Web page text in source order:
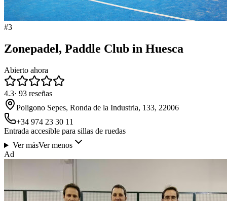
#3
Zonepadel, Paddle Club in Huesca
Abierto ahora
4.3· 93 reseñas
Poligono Sepes, Ronda de la Industria, 133, 22006
+34 974 23 30 11
Entrada accesible para sillas de ruedas
Ver másVer menos
Ad